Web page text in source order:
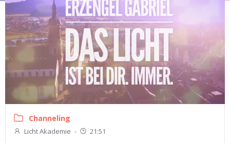
Channeling
Licht Akademie - 21:51